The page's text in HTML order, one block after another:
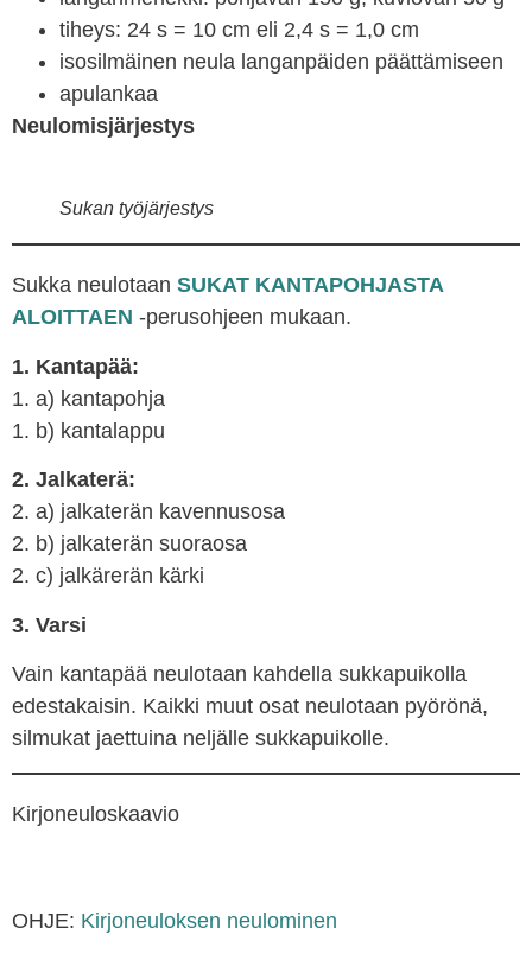
tiheys: 24 s = 10 cm eli 2,4 s = 1,0 cm
isosilmäinen neula langanpäiden päättämiseen
apulankaa
Neulomisjärjestys
Sukan työjärjestys
Sukka neulotaan SUKAT KANTAPOHJASTA
ALOITTAEN -perusohjeen mukaan.
1. Kantapää:
1. a) kantapohja
1. b) kantalappu
2. Jalkaterä:
2. a) jalkaterän kavennusosa
2. b) jalkaterän suoraosa
2. c) jalkärerän kärki
3. Varsi
Vain kantapää neulotaan kahdella sukkapuikolla
edestakaisin. Kaikki muut osat neulotaan pyörönä,
silmukat jaettuina neljälle sukkapuikolle.
Kirjoneuloskaavio
OHJE: Kirjoneuloksen neulominen